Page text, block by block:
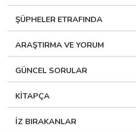
ŞÜPHELER ETRAFINDA
ARAŞTIRMA VE YORUM
GÜNCEL SORULAR
KİTAPÇA
İZ BIRAKANLAR